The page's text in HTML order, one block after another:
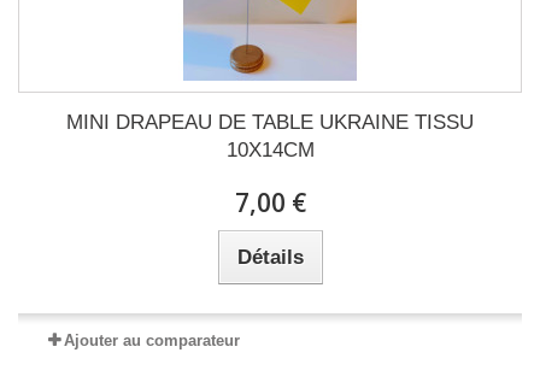
MINI DRAPEAU DE TABLE UKRAINE TISSU
10X14CM
7,00 €
Détails
Ajouter au comparateur